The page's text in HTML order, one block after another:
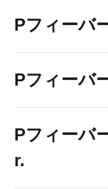
Pフィーバ
Pフィーバ
Pフィーバ
r.